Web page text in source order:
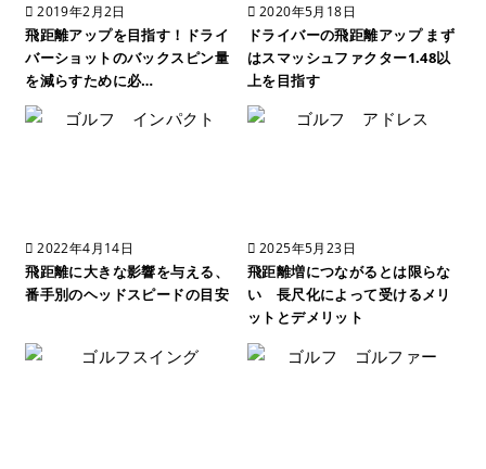
2019年2月2日
飛距離アップを目指す！ドライ
バーショットのバックスピン量
を減らすために必…
2020年5月18日
ドライバーの飛距離アップ まず
はスマッシュファクター1.48以
上を目指す
2022年4月14日
飛距離に大きな影響を与える、
番手別のヘッドスピードの目安
2025年5月23日
飛距離増につながるとは限らな
い 長尺化によって受けるメリ
ットとデメリット